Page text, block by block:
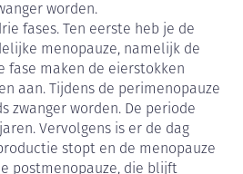
worden.
fases. Ten eerste heb je de
menopauze, namelijk de
fase maken de eierstokken
aan. Tijdens de perimenopauze
zwanger worden. De periode
Vervolgens is er de dag
stopt en de menopauze
postmenopauze, die blijft